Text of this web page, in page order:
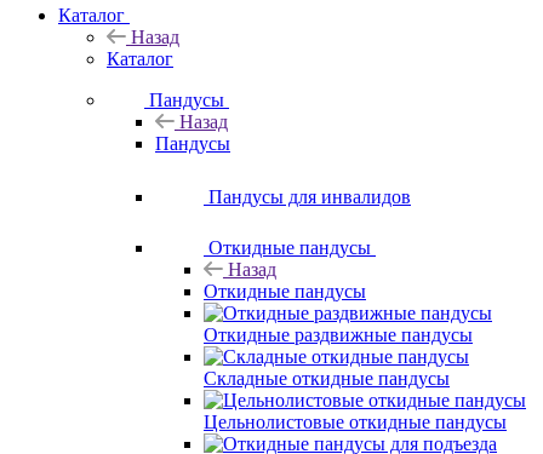
Каталог
Назад
Каталог
Пандусы
Назад
Пандусы
Пандусы для инвалидов
Откидные пандусы
Назад
Откидные пандусы
Откидные раздвижные пандусы
Складные откидные пандусы
Цельнолистовые откидные пандусы